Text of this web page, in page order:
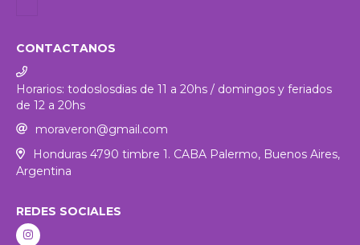
CONTACTANOS
Horarios: todoslosdias de 11 a 20hs / domingos y feriados
de 12 a 20hs
moraveron@gmail.com
Honduras 4790 timbre 1. CABA Palermo, Buenos Aires,
Argentina
REDES SOCIALES